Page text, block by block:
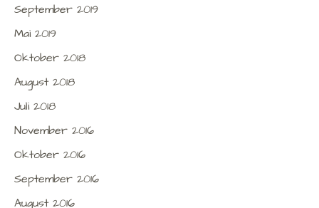
September 2019
Mai 2019
Oktober 2018
August 2018
Juli 2018
November 2016
Oktober 2016
September 2016
August 2016